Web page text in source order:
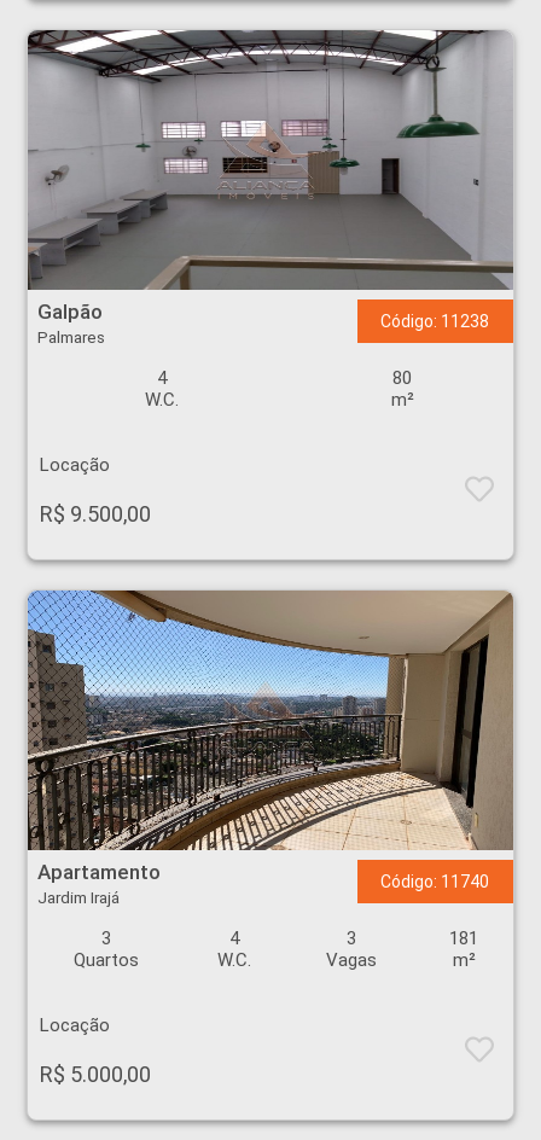
Galpão - Palmares - Ribeirão Preto
Galpão
Palmares
Código: 11238
4
W.C.
80
m²
Locação
R$ 9.500,00
Apartamento - Jardim Irajá - Ribeirão Preto
Apartamento
Jardim Irajá
Código: 11740
3
Quartos
4
W.C.
3
Vagas
181
m²
Locação
R$ 5.000,00